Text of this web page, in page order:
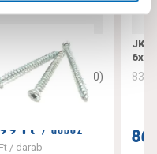
tokrögzítő csavar
0 0)
Ft / doboz
/ darab
JKH